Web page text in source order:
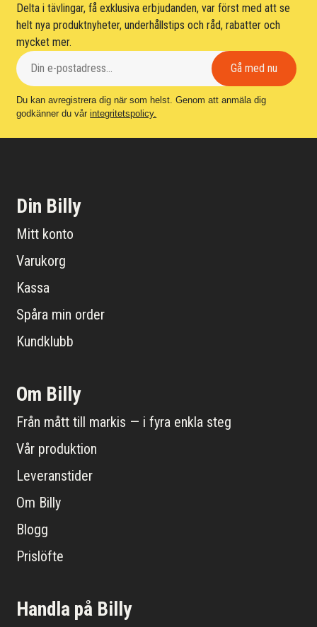
Delta i tävlingar, få exklusiva erbjudanden, var först med att se
helt nya produktnyheter, underhållstips och råd, rabatter och
mycket mer.
Du kan avregistrera dig när som helst. Genom att anmäla dig
godkänner du vårintegritetspolicy.
Din Billy
Mitt konto
Varukorg
Kassa
Spåra min order
Kundklubb
Om Billy
Från mått till markis — i fyra enkla steg
Vår produktion
Leveranstider
Om Billy
Blogg
Prislöfte
Handla på Billy